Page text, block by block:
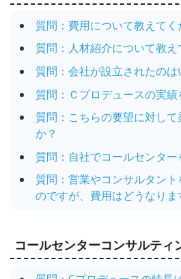
質問：費用について教えてく
質問：人材紹介について教え
質問：会社が設立されたのは
質問：Ｃプロデュースの実績
質問：こちらの要望に対し
か？
質問：自社でコールセンタ
質問：営業やコンサルタン
のですが、費用はどうなりま
コールセンターコンサルティ